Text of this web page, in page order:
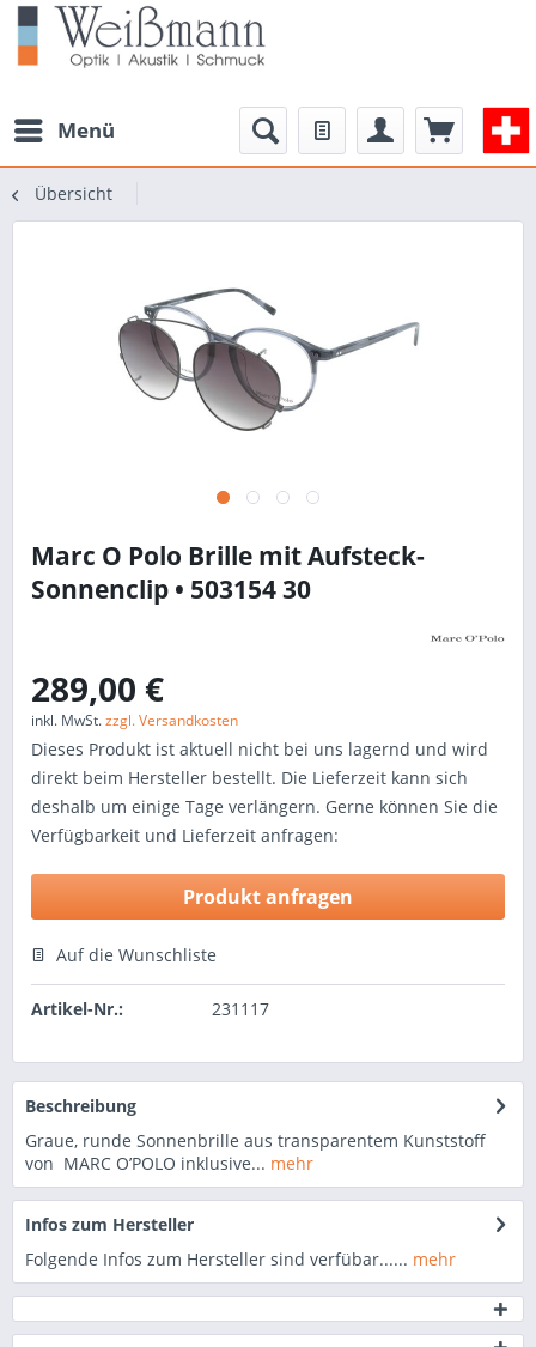
Menü
Übersicht
Marc O Polo Brille mit Aufsteck-
Sonnenclip • 503154 30
289,00 €
inkl. MwSt.zzgl. Versandkosten
Dieses Produkt ist aktuell nicht bei uns lagernd und wird
direkt beim Hersteller bestellt. Die Lieferzeit kann sich
deshalb um einige Tage verlängern. Gerne können Sie die
Verfügbarkeit und Lieferzeit anfragen:
Produkt anfragen
Auf die Wunschliste
Artikel-Nr.: 231117
Beschreibung
Graue, runde Sonnenbrille aus transparentem Kunststoff
von MARC O’POLO inklusive... mehr
Infos zum Hersteller
Folgende Infos zum Hersteller sind verfübar...... mehr